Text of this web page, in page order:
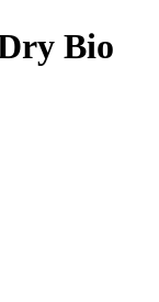
Bio